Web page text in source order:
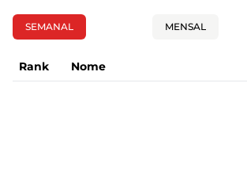
SEMANAL MENSAL
Rank Nome